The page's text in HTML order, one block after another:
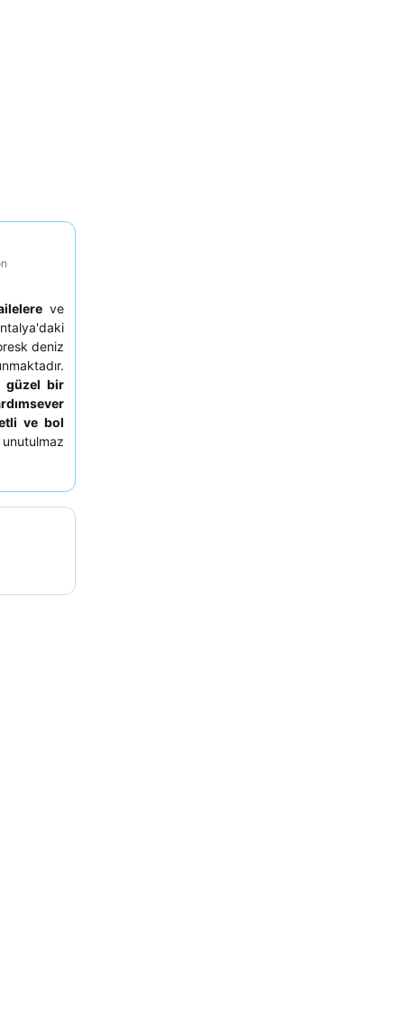
ve
deniz
güzel bir
ve bol